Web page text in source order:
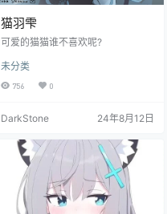
猫羽雫
可爱的猫猫谁不喜欢呢?
未分类
756 0
DarkStone 24年8月12日